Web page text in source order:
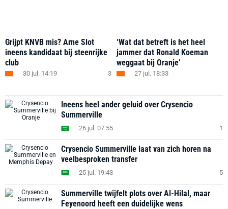
Grijpt KNVB mis? Arne Slot
ineens kandidaat bij steenrijke
club
30 jul. 14:19 3
‘Wat dat betreft is het heel
jammer dat Ronald Koeman
weggaat bij Oranje’
27 jul. 18:33
Ineens heel ander geluid over Crysencio
Summerville
26 jul. 07:55 1
Crysencio Summerville laat van zich horen na
veelbesproken transfer
25 jul. 19:43 5
Summerville twijfelt plots over Al-Hilal, maar
Feyenoord heeft een duidelijke wens